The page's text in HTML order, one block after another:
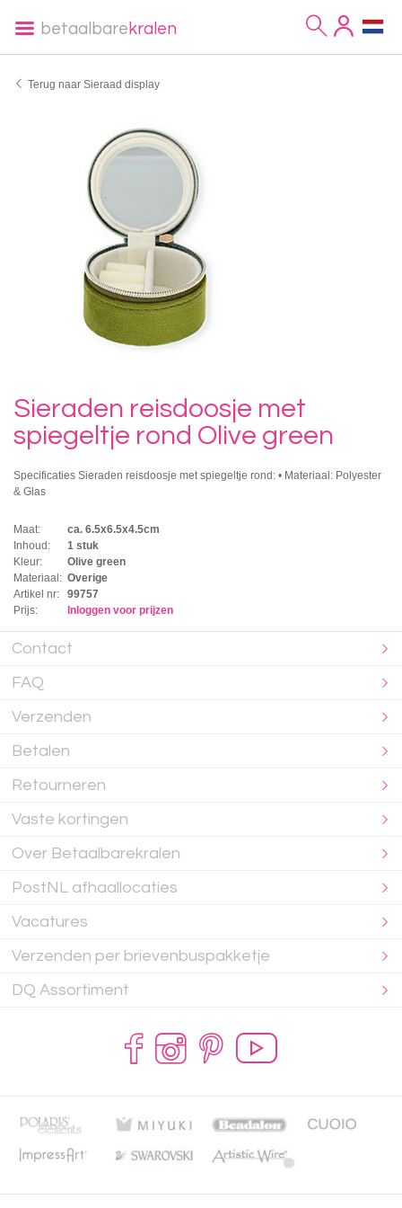
betaalbare kralen
Terug naar Sieraad display
Sieraden reisdoosje met
spiegeltje rond Olive green
Specificaties Sieraden reisdoosje met spiegeltje rond: • Materiaal: Polyester
& Glas
Maat:
ca. 6.5x6.5x4.5cm
Inhoud:
1 stuk
Kleur:
Olive green
Materiaal: Overige
Artikel nr:
99757
Prijs:
Inloggen voor prijzen
Contact
FAQ
Verzenden
Betalen
Retourneren
Vaste kortingen
Over Betaalbarekralen
PostNL afhaallocaties
Vacatures
Verzenden per brievenbuspakketje
DQ Assortiment